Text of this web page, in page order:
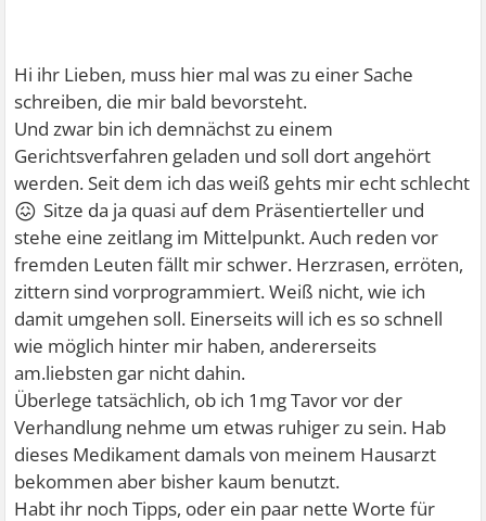
Hi ihr Lieben, muss hier mal was zu einer Sache
schreiben, die mir bald bevorsteht.
Und zwar bin ich demnächst zu einem
Gerichtsverfahren geladen und soll dort angehört
werden. Seit dem ich das weiß gehts mir echt schlecht
😖 Sitze da ja quasi auf dem Präsentierteller und
stehe eine zeitlang im Mittelpunkt. Auch reden vor
fremden Leuten fällt mir schwer. Herzrasen, erröten,
zittern sind vorprogrammiert. Weiß nicht, wie ich
damit umgehen soll. Einerseits will ich es so schnell
wie möglich hinter mir haben, andererseits
am.liebsten gar nicht dahin.
Überlege tatsächlich, ob ich 1mg Tavor vor der
Verhandlung nehme um etwas ruhiger zu sein. Hab
dieses Medikament damals von meinem Hausarzt
bekommen aber bisher kaum benutzt.
Habt ihr noch Tipps, oder ein paar nette Worte für